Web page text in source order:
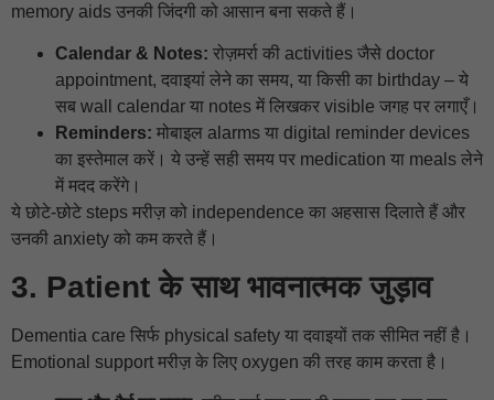
memory aids उनकी जिंदगी को आसान बना सकते हैं।
Calendar & Notes: रोज़मर्रा की activities जैसे doctor
appointment, दवाइयां लेने का समय, या किसी का birthday – ये
सब wall calendar या notes में लिखकर visible जगह पर लगाएँ।
Reminders: मोबाइल alarms या digital reminder devices
का इस्तेमाल करें। ये उन्हें सही समय पर medication या meals लेने
में मदद करेंगे।
ये छोटे-छोटे steps मरीज़ को independence का अहसास दिलाते हैं और
उनकी anxiety को कम करते हैं।
3. Patient के साथ भावनात्मक जुड़ाव
Dementia care सिर्फ physical safety या दवाइयों तक सीमित नहीं है।
Emotional support मरीज़ के लिए oxygen की तरह काम करता है।